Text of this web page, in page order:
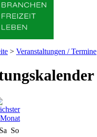
> Veranstaltungen / Termine
Sa So